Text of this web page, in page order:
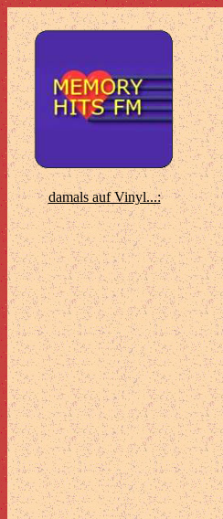
damals auf Vinyl...: